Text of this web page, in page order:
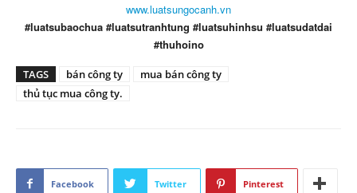
www.luatsungocanh.vn
#luatsubaochua #luatsutranhtung #luatsuhinhsu #luatsudatdai
#thuhoino
TAGS bán công ty
mua bán công ty
thủ tục mua công ty.
Facebook Twitter Pinterest